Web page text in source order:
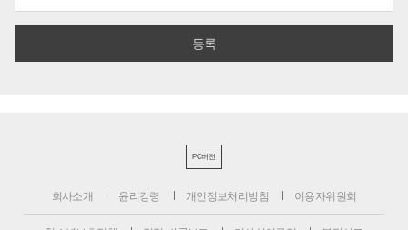
PC버전
회사소개 윤리강령 개인정보처리방침 이용자위원회